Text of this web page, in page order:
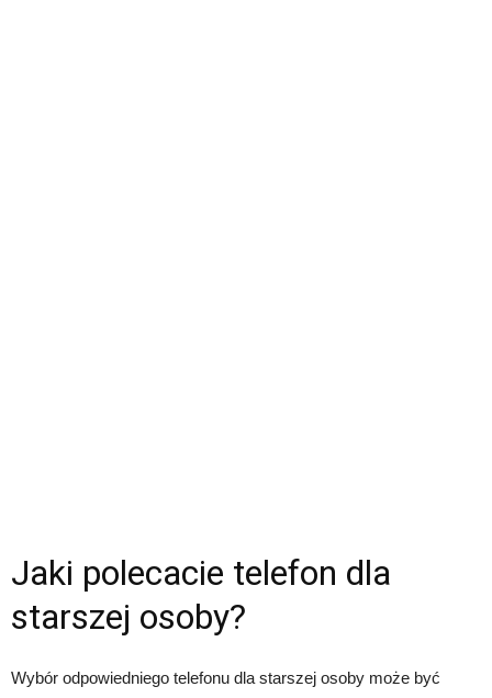
Jaki polecacie telefon dla
starszej osoby?
Wybór odpowiedniego telefonu dla starszej osoby może być